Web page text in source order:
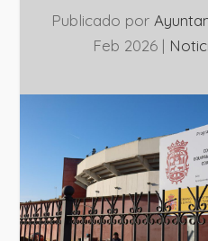
Publicado por
Feb 2026|